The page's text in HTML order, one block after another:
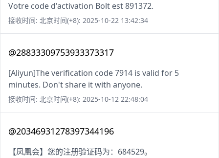
Votre code d'activation Bolt est 891372.
接收时间: 北京时间(+8): 2025-10-22 13:42:34
@28833309753933373317
[Aliyun]The verification code 7914 is valid for 5
minutes. Don't share it with anyone.
接收时间: 北京时间(+8): 2025-10-12 22:48:04
@20346931278397344196
【凤凰会】您的注册验证码为：684529。